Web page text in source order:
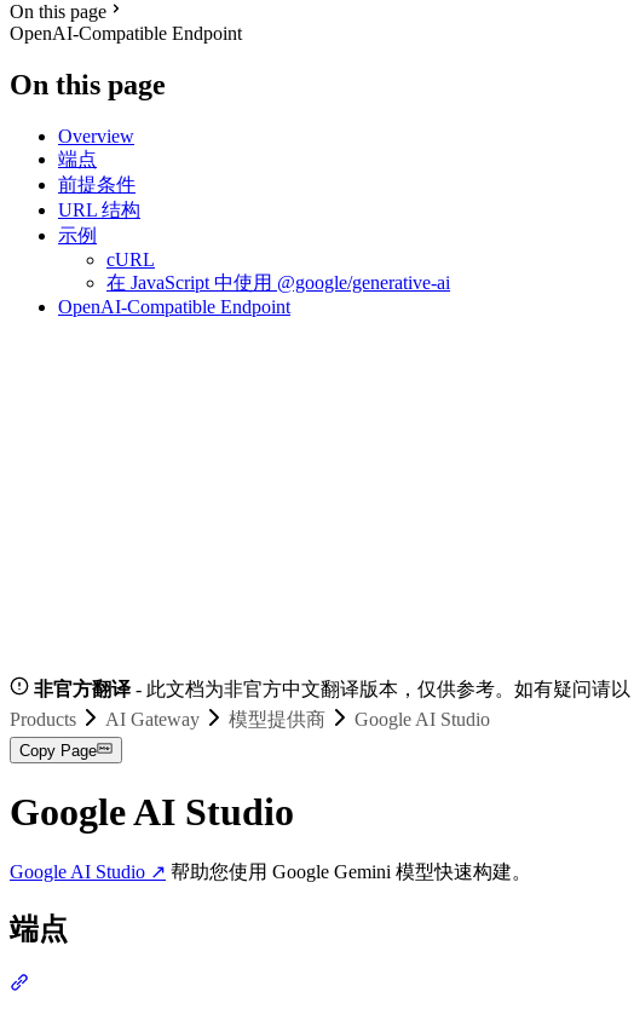
On this page
OpenAI-Compatible Endpoint
On this page
Overview
端点
前提条件
URL 结构
示例
cURL
在 JavaScript 中使用 @google/generative-ai
OpenAI-Compatible Endpoint
非官方翻译 - 此文档为非官方中文翻译版本，仅供参考。如有疑问请以
Products
AI Gateway 模型提供商 Google AI Studio
Copy Page
Google AI Studio
Google AI Studio ↗ 帮助您使用 Google Gemini 模型快速构建。
端点